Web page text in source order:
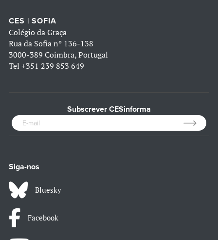
CES | SOFIA
Colégio da Graça
Rua da Sofia nº 136-138
3000-389 Coimbra, Portugal
Tel +351 239 853 649
Subscrever CESinforma
Siga-nos
Bluesky
Facebook